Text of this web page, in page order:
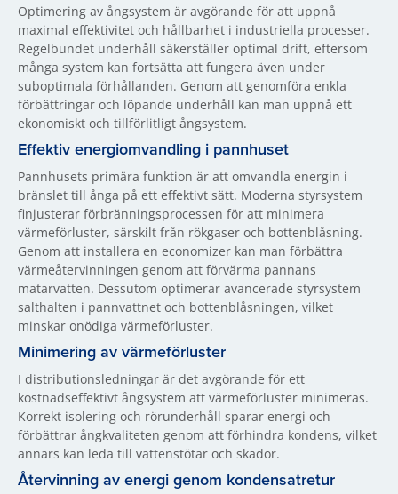
Optimering av ångsystem är avgörande för att uppnå
maximal effektivitet och hållbarhet i industriella processer.
Regelbundet underhåll säkerställer optimal drift, eftersom
många system kan fortsätta att fungera även under
suboptimala förhållanden. Genom att genomföra enkla
förbättringar och löpande underhåll kan man uppnå ett
ekonomiskt och tillförlitligt ångsystem.
Effektiv energiomvandling i pannhuset
Pannhusets primära funktion är att omvandla energin i
bränslet till ånga på ett effektivt sätt. Moderna styrsystem
finjusterar förbränningsprocessen för att minimera
värmeförluster, särskilt från rökgaser och bottenblåsning.
Genom att installera en economizer kan man förbättra
värmeåtervinningen genom att förvärma pannans
matarvatten. Dessutom optimerar avancerade styrsystem
salthalten i pannvattnet och bottenblåsningen, vilket
minskar onödiga värmeförluster.
Minimering av värmeförluster
I distributionsledningar är det avgörande för ett
kostnadseffektivt ångsystem att värmeförluster minimeras.
Korrekt isolering och rörunderhåll sparar energi och
förbättrar ångkvaliteten genom att förhindra kondens, vilket
annars kan leda till vattenstötar och skador.
Återvinning av energi genom kondensatretur